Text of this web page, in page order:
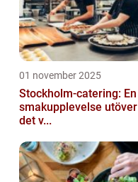
01 november 2025
Stockholm-catering: En
smakupplevelse utöver
det v...